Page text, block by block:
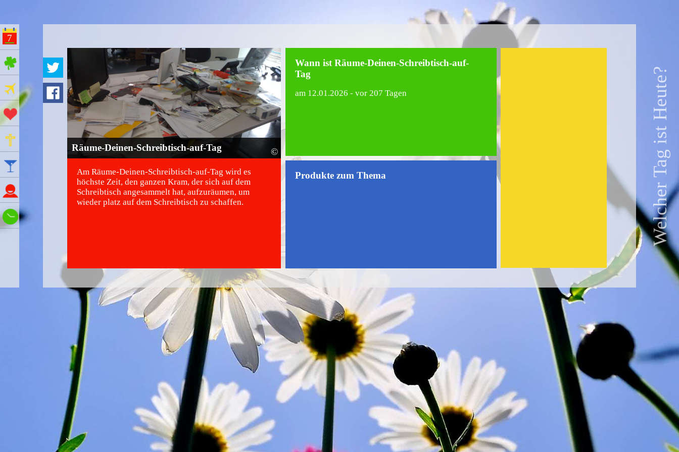
Welcher Tag ist Heute?
7
ges Feiertage
Ferien
Aktionstage
Gedenktage
Namenstage
Wie spät ist es?
Räume-Deinen-Schreibtisch-auf-Tag ©
Am Räume-Deinen-Schreibtisch-auf-Tag wird es
höchste Zeit, den ganzen Kram, der sich auf dem
Schreibtisch angesammelt hat, aufzuräumen, um
wieder platz auf dem Schreibtisch zu schaffen.
Wann ist Räume-Deinen-Schreibtisch-auf-
Tag
am 12.01.2026 - vor 207 Tagen
Produkte zum Thema